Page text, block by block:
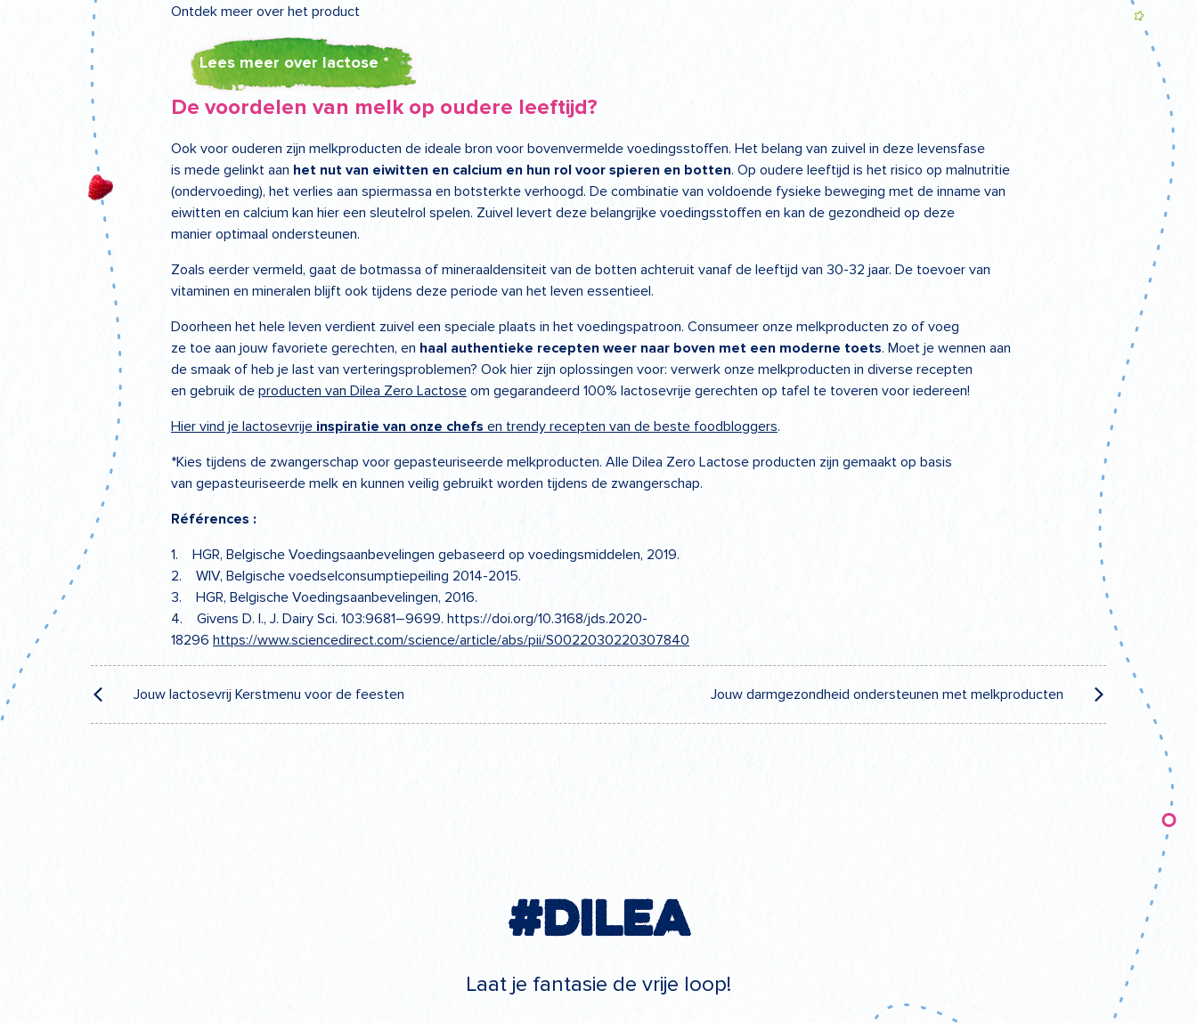
Ontdek meer over het product
Lees meer over lactose *
De voordelen van melk op oudere leeftijd?
Ook voor ouderen zijn melkproducten de ideale bron voor bovenvermelde voedingsstoffen. Het belang van zuivel in deze levensfase
is mede gelinkt aan het nut van eiwitten en calcium en hun rol voor spieren en botten. Op oudere leeftijd is het risico op malnutritie
(ondervoeding), het verlies aan spiermassa en botsterkte verhoogd. De combinatie van voldoende fysieke beweging met de inname van
eiwitten en calcium kan hier een sleutelrol spelen. Zuivel levert deze belangrijke voedingsstoffen en kan de gezondheid op deze
manier optimaal ondersteunen.
Zoals eerder vermeld, gaat de botmassa of mineraaldensiteit van de botten achteruit vanaf de leeftijd van 30-32 jaar. De toevoer van
vitaminen en mineralen blijft ook tijdens deze periode van het leven essentieel.
Doorheen het hele leven verdient zuivel een speciale plaats in het voedingspatroon. Consumeer onze melkproducten zo of voeg
ze toe aan jouw favoriete gerechten, en haal authentieke recepten weer naar boven met een moderne toets. Moet je wennen aan
de smaak of heb je last van verteringsproblemen? Ook hier zijn oplossingen voor: verwerk onze melkproducten in diverse recepten
en gebruik de producten van Dilea Zero Lactose om gegarandeerd 100% lactosevrije gerechten op tafel te toveren voor iedereen!
Hier vind je lactosevrije inspiratie van onze chefs en trendy recepten van de beste foodbloggers.
*Kies tijdens de zwangerschap voor gepasteuriseerde melkproducten. Alle Dilea Zero Lactose producten zijn gemaakt op basis
van gepasteuriseerde melk en kunnen veilig gebruikt worden tijdens de zwangerschap.
Références :
1. HGR, Belgische Voedingsaanbevelingen gebaseerd op voedingsmiddelen, 2019.
2. WIV, Belgische voedselconsumptiepeiling 2014-2015.
3. HGR, Belgische Voedingsaanbevelingen, 2016.
4. Givens D. I., J. Dairy Sci. 103:9681–9699. https://doi.org/10.3168/jds.2020-
18296 https://www.sciencedirect.com/science/article/abs/pii/S0022030220307840
Post
navigation
Jouw lactosevrij Kerstmenu voor de feesten Jouw darmgezondheid ondersteunen met melkproducten
#Dilea
Laat je fantasie de vrije loop!